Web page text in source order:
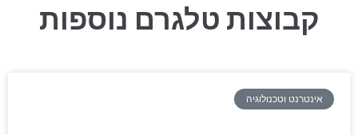
קבוצות טלגרם נוספות
אינטרנט וטכנולוגיה